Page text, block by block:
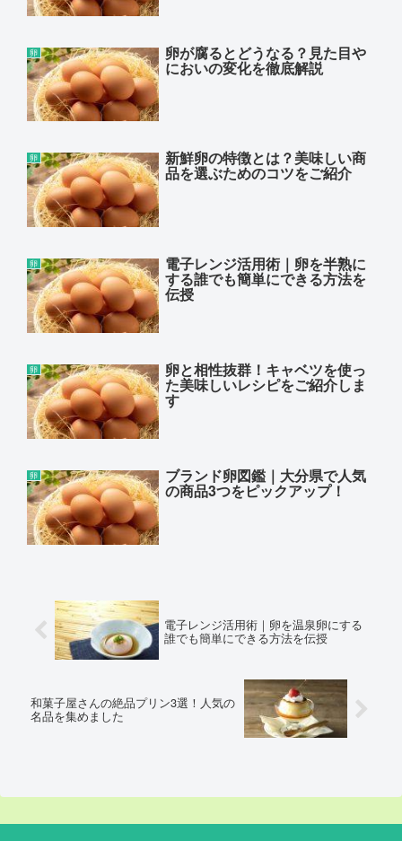
卵 卵が腐るとどうなる？見た目や
においの変化を徹底解説
卵 新鮮卵の特徴とは？美味しい商
品を選ぶためのコツをご紹介
卵 電子レンジ活用術｜卵を半熟に
する誰でも簡単にできる方法を
伝授
卵 卵と相性抜群！キャベツを使っ
た美味しいレシピをご紹介しま
す
卵 ブランド卵図鑑｜大分県で人気
の商品3つをピックアップ！
電子レンジ活用術｜卵を温泉卵にする
誰でも簡単にできる方法を伝授
和菓子屋さんの絶品プリン3選！人気の
名品を集めました